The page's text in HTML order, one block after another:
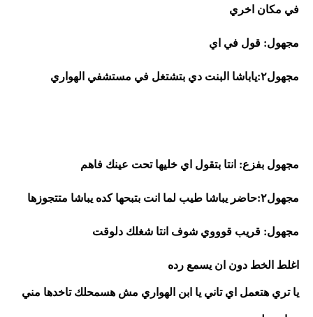
في مكان اخري
مجهول: قول في اي
مجهول٢:ياباشا البنت دي بتشتغل في مستشفي الهواري
مجهول بفزع: انتا بتقول اي خليها تحت عينك فاهم
مجهول٢:حاضر يباشا طيب لما انت بتبحها كده يباشا متتجوزها
مجهول: قريب قوووي شوف انتا شغلك دلوقت
اغلط الخط دون ان يسمع رده